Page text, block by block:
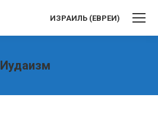
ИЗРАИЛЬ (ЕВРЕИ)
Иудаизм